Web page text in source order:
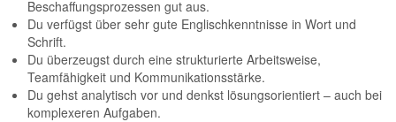
Beschaffungsprozessen gut aus.
Du verfügst über sehr gute Englischkenntnisse in Wort und
Schrift.
Du überzeugst durch eine strukturierte Arbeitsweise,
Teamfähigkeit und Kommunikationsstärke.
Du gehst analytisch vor und denkst lösungsorientiert – auch bei
komplexeren Aufgaben.